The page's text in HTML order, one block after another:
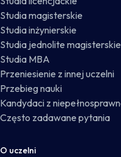
Studia magisterskie
Studia inżynierskie
Studia jednolite magisterskie
Studia MBA
Przeniesienie z innej uczelni
Przebieg nauki
Kandydaci z
Często zadawane pytania
O uczelni